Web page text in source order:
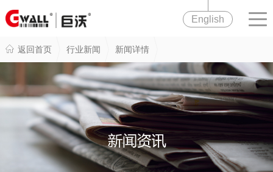
English
返回首页 行业新闻 新闻详情